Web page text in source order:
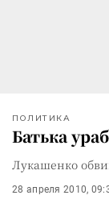
ПОЛИТИКА
Батька
Лукашенко
28 апреля 2010,